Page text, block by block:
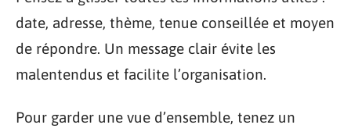
date, adresse, thème, tenue conseillée et moyen
de répondre. Un message clair évite les
malentendus et facilite l’organisation.
Pour garder une vue d’ensemble, tenez un